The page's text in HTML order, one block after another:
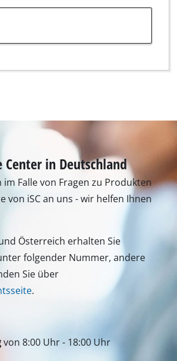
Center in Deutschland
im Falle von Fragen zu Produkten
von iSC an uns - wir helfen Ihnen
Österreich erhalten Sie
folgender Nummer, andere
Sie über
.
von 8:00 Uhr - 18:00 Uhr